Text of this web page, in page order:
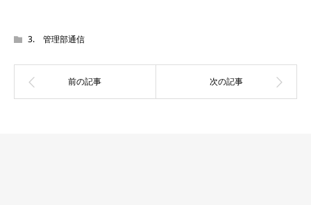
3. 管理部通信